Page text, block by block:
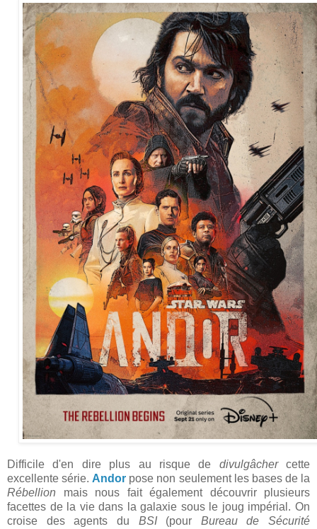
Difficile d'en dire plus au risque de divulgâchercette
excellente série. Andor pose non seulement les bases de la
Rébellion mais nous fait également découvrir plusieurs
facettes de la vie dans la galaxie sous le joug impérial. On
croise des agents du BSI (pour Bureau de Sécurité